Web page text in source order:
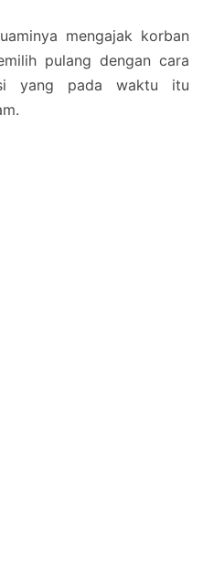
mengajak korban
pulang dengan cara
yang pada waktu itu